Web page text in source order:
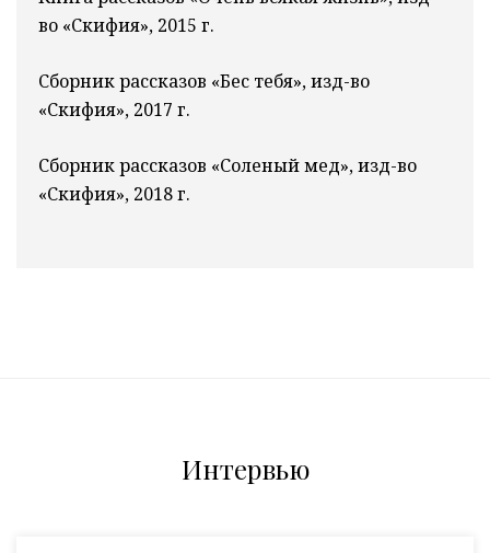
во «Скифия», 2015 г.
Сборник рассказов «Бес тебя», изд-во
«Скифия», 2017 г.
Сборник рассказов «Соленый мед», изд-во
«Скифия», 2018 г.
Интервью